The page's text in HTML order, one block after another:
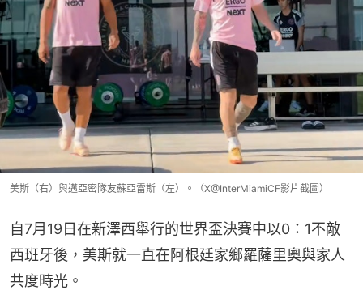
美斯（右）與邁亞密隊友蘇亞雷斯（左）。（X@InterMiamiCF影片截圖）
自7月19日在新澤西舉行的世界盃決賽中以0：1不敵
西班牙後，美斯就一直在阿根廷家鄉羅薩里奧與家人
共度時光。